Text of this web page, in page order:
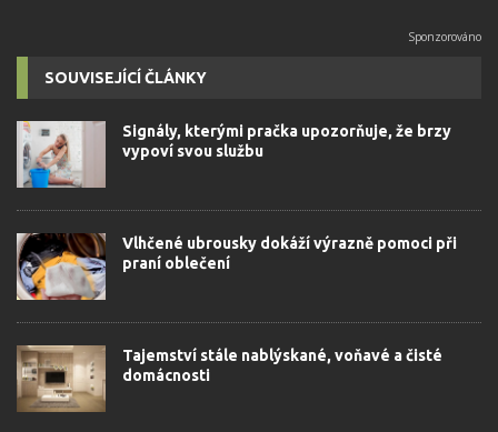
SOUVISEJÍCÍ ČLÁNKY
Signály, kterými pračka upozorňuje, že brzy
vypoví svou službu
Vlhčené ubrousky dokáží výrazně pomoci při
praní oblečení
Tajemství stále nablýskané, voňavé a čisté
domácnosti